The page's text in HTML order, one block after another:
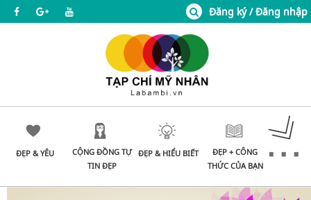
Đăng ký / Đăng nhập
ĐẸP & YÊU
CỘNG ĐỒNG TỰ
TIN ĐẸP
ĐẸP & HIỂU BIẾT
ĐẸP + CÔNG
THỨC CỦA BẠN